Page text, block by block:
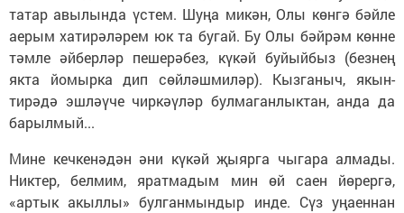
татар авылында үстем. Шуңа микән, Олы көнгә бәйле
аерым хатирәләрем юк та бугай. Бу Олы бәйрәм көнне
тәмле әйберләр пешерәбез, күкәй буйыйбыз (безнең
якта йомырка дип сөйләшмиләр). Кызганыч, якын-
тирәдә эшләүче чиркәүләр булмаганлыктан, анда да
барылмый...
Мине кечкенәдән әни күкәй җыярга чыгара алмады.
Никтер, белмим, яратмадым мин өй саен йөрергә,
«артык акыллы» булганмындыр инде. Сүз уңаеннан